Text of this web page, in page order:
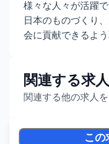
様々な人々が活躍
日本のものづくり
会に貢献できるよ
関連する求人
関連する他の求人
この